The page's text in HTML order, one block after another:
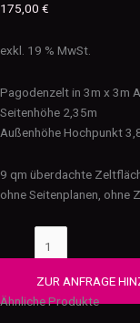
175,00 €
exkl. 19 % MwSt.
Pagodenzelt in 3m x 3m
Seitenhöhe 2,35m
Außenhöhe Hochpunkt
9 qm überdachte
ohne Seitenplanen, ohne
ZUR ANFRAGE
Ähnliche Produkte